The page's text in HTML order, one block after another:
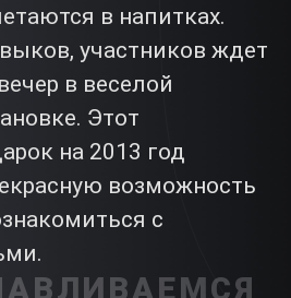
в напитках.
участников ждет
в веселой
Этот
на 2013 год
возможность
с